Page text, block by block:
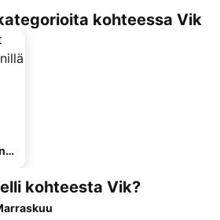
kohteessa Vik
kohteesta Vik?